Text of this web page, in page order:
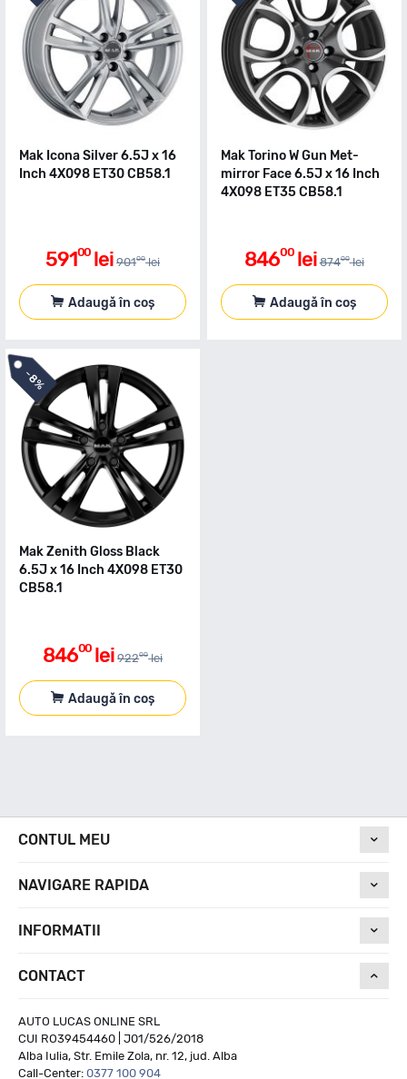
Mak Icona Silver 6.5J x 16
Inch 4X098 ET30 CB58.1
59100 lei 90100 lei
Adaugă în coș
Mak Torino W Gun Met-
mirror Face 6.5J x 16 Inch
4X098 ET35 CB58.1
84600 lei 87400 lei
Adaugă în coș
-
8%
Mak Zenith Gloss Black
6.5J x 16 Inch 4X098 ET30
CB58.1
84600 lei 92200 lei
Adaugă în coș
CONTUL MEU
NAVIGARE RAPIDA
INFORMATII
CONTACT
AUTO LUCAS ONLINE SRL
CUI RO39454460 | J01/526/2018
Alba Iulia, Str. Emile Zola, nr. 12, jud. Alba
Call-Center: 0377 100 904